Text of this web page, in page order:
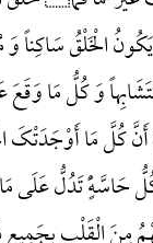
الْخَلْقُ سَاکِناً
وَ کُلُّ مَا
کُلَّ مَا أَوْجَدَتْکَ
تَدُلُّ عَلَی